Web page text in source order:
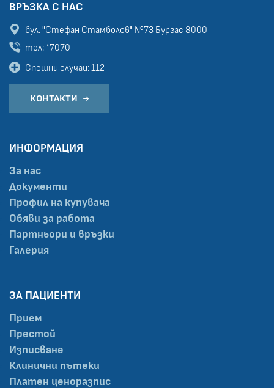
ВРЪЗКА С НАС
бул. "Стефан Стамболов" №73 Бургас 8000
тел: *7070
Спешни случаи: 112
КОНТАКТИ
ИНФОРМАЦИЯ
За нас
Документи
Профил на купувача
Обяви за работа
Партньори и връзки
Галерия
ЗА ПАЦИЕНТИ
Прием
Престой
Изписване
Клинични пътеки
Платен ценоразпис